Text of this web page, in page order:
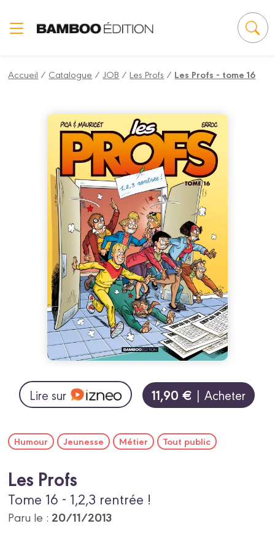
Accueil / Catalogue /JOB /Les Profs / Les Profs - tome 16
Lire sur 11,90 € | Acheter
Humour Jeunesse Métier Tout public
Les Profs
Tome 16 - 1,2,3 rentrée !
Paru le : 20/11/2013